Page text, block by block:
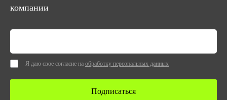
компании
Я даю свое согласие на обработку персональных данных
Подписаться